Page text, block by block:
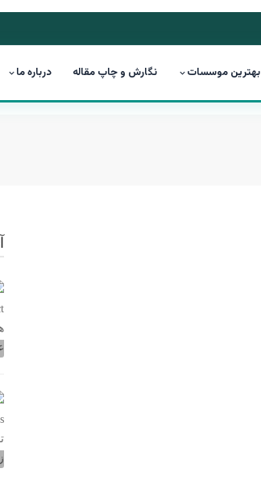
بهترین موسسات نگارش و چاپ مقاله درباره ما